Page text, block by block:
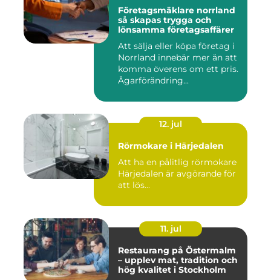
Företagsmäklare norrland
så skapas trygga och
lönsamma företagsaffärer
Att sälja eller köpa företag i
Norrland innebär mer än att
komma överens om ett pris.
Ägarförändring...
12. jul
Rörmokare i Härjedalen
Att ha en pålitlig rörmokare
Härjedalen är avgörande för
att lös...
11. jul
Restaurang på Östermalm
– upplev mat, tradition och
hög kvalitet i Stockholm